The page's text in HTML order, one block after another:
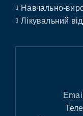
Навчально-
Лікувальний